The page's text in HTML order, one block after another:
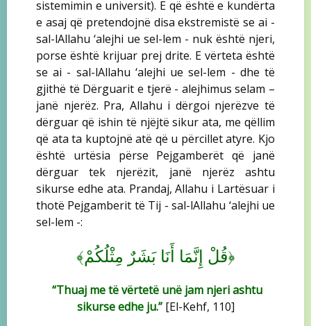
sistemimin e universit). E që është e kundërta
e asaj që pretendojnë disa ekstremistë se ai -
sal-lAllahu ‘alejhi ue sel-lem - nuk është njeri,
porse është krijuar prej drite. E vërteta është
se ai - sal-lAllahu ‘alejhi ue sel-lem - dhe të
gjithë të Dërguarit e tjerë - alejhimus selam –
janë njerëz. Pra, Allahu i dërgoi njerëzve të
dërguar që ishin të njëjtë sikur ata, me qëllim
që ata ta kuptojnë atë që u përcillet atyre. Kjo
është urtësia përse Pejgamberët që janë
dërguar tek njerëzit, janë njerëz ashtu
sikurse edhe ata. Prandaj, Allahu i Lartësuar i
thotë Pejgamberit të Tij - sal-lAllahu ‘alejhi ue
sel-lem -:
﴿قُلْ إِنَّمَا أَنَا بَشَرٌ مِثْلُكُمْ﴾
“Thuaj me të vërtetë unë jam njeri ashtu
sikurse edhe ju.” [El-Kehf, 110]